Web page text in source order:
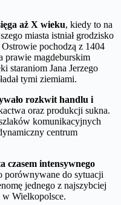
aż X wieku, kiedy to na
miasta istniał grodzisko
pochodzą z 1404
prawie magdeburskim
staraniom Jana Jerzego
tymi ziemiami.
rozkwit handlu i
oraz produkcji sukna.
komunikacyjnych
centrum
czasem intensywnego
porównywane do sytuacji
jednego z najszybciej
Wielkopolsce.